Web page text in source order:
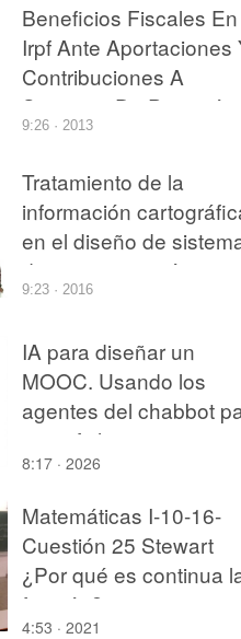
Beneficios Fiscales
Irpf Ante Aportaciones
Contribuciones A
Sistemas De Previsión
Social
9:26 · 2013
Tratamiento de la
información
en el diseño de
de riego a presión
9:23 · 2016
IA para diseñar un
MOOC. Usando los
agentes del chabbot
tratar ficheros
8:17 · 2026
Matemáticas I-10-16-
Cuestión 25 Stewart
¿Por qué es continua
función?
4:53 · 2021